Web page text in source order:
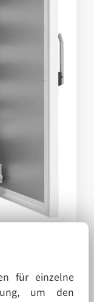
für einzelne
um den